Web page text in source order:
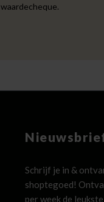
waardecheque.
Schrijf je in &
shoptegoed!
per week de